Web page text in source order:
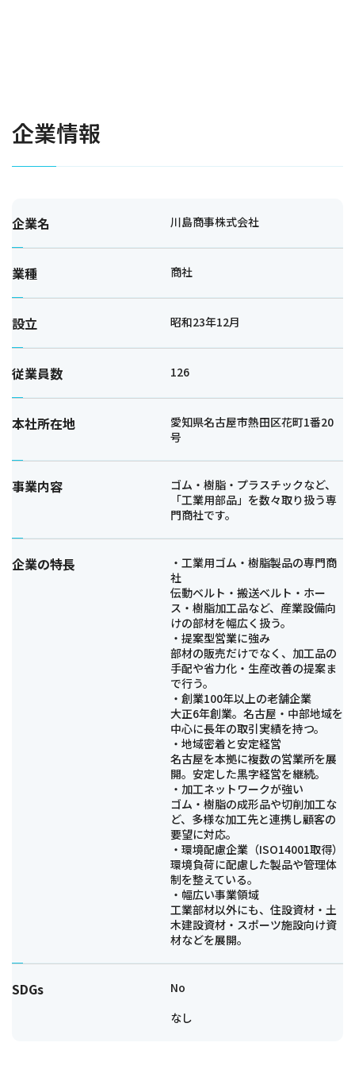
企業情報
企業名 川島商事株式会社
業種 商社
設立 昭和23年12月
従業員数 126
本社所在地
愛知県名古屋市熱田区花町1番20
号
事業内容
ゴム・樹脂・プラスチックなど、
「工業用部品」を数々取り扱う専
門商社です。
企業の特長
・工業用ゴム・樹脂製品の専門商
社
伝動ベルト・搬送ベルト・ホー
ス・樹脂加工品など、産業設備向
けの部材を幅広く扱う。
・提案型営業に強み
部材の販売だけでなく、加工品の
手配や省力化・生産改善の提案ま
で行う。
・創業100年以上の老舗企業
大正6年創業。名古屋・中部地域を
中心に長年の取引実績を持つ。
・地域密着と安定経営
名古屋を本拠に複数の営業所を展
開。安定した黒字経営を継続。
・加工ネットワークが強い
ゴム・樹脂の成形品や切削加工な
ど、多様な加工先と連携し顧客の
要望に対応。
・環境配慮企業（ISO14001取得）
環境負荷に配慮した製品や管理体
制を整えている。
・幅広い事業領域
工業部材以外にも、住設資材・土
木建設資材・スポーツ施設向け資
材などを展開。
SDGs
No
なし